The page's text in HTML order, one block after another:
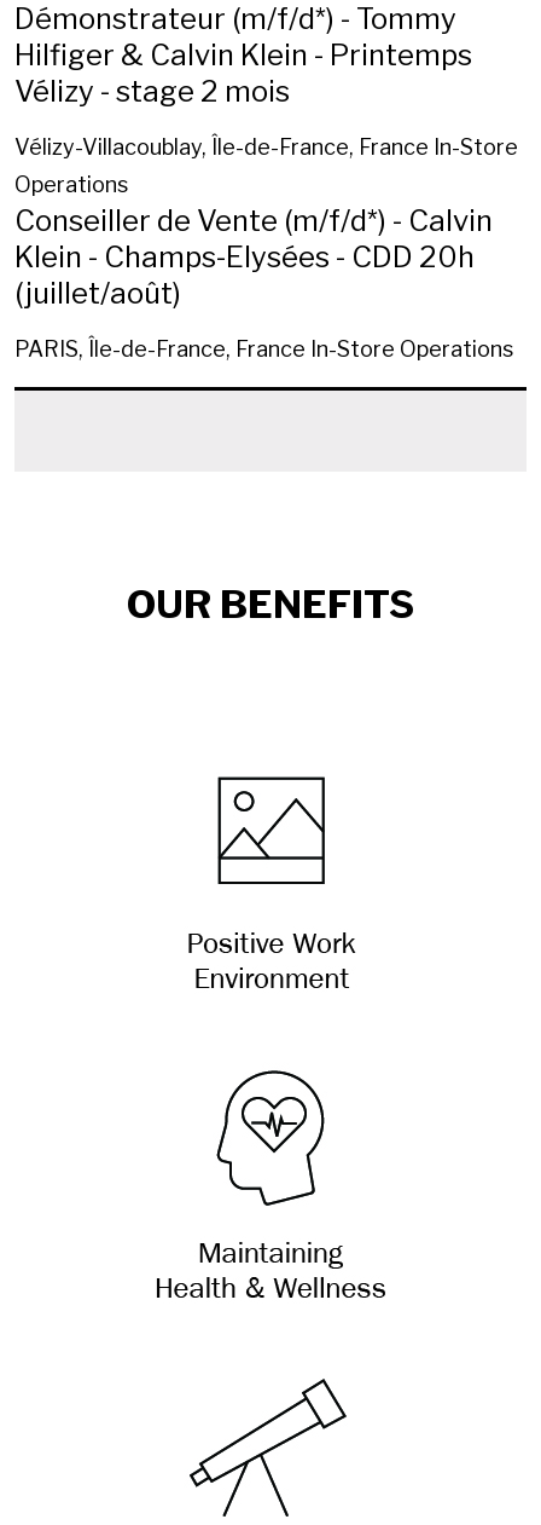
Démonstrateur (m/f/d*) - Tommy
Hilfiger & Calvin Klein - Printemps
Vélizy - stage 2 mois
Vélizy-Villacoublay, Île-de-France, France In-Store
Operations
Conseiller de Vente (m/f/d*) - Calvin
Klein - Champs-Elysées - CDD 20h
(juillet/août)
PARIS, Île-de-France, France In-Store Operations
OUR BENEFITS